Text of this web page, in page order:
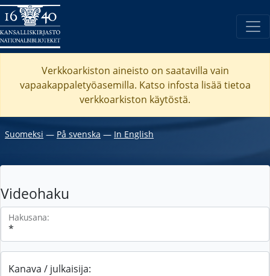
Verkkoarkiston aineisto on saatavilla vain
vapaakappaletyöasemilla. Katso infosta lisää tietoa
verkkoarkiston käytöstä.
Suomeksi ― På svenska ― In English
Videohaku
Hakusana:
Kanava / julkaisija: